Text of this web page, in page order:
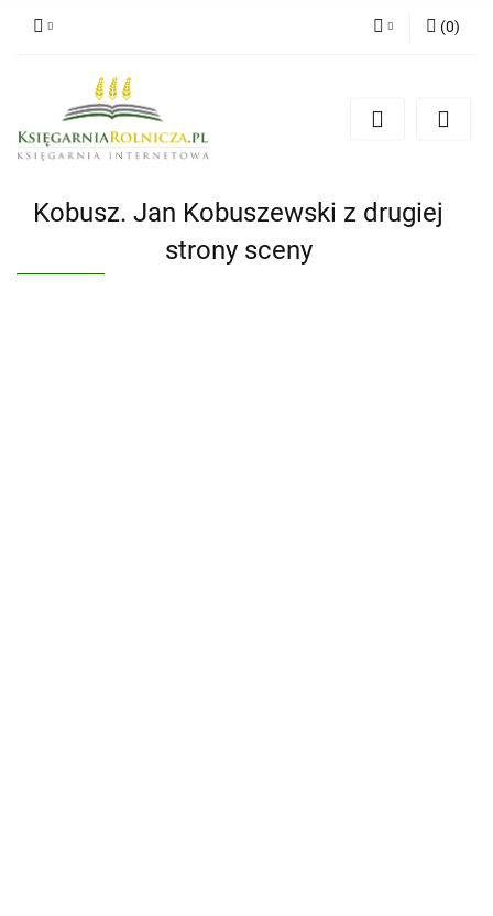
Zarejestruj się
(0)
Kobusz. Jan Kobuszewski z drugiej
strony sceny